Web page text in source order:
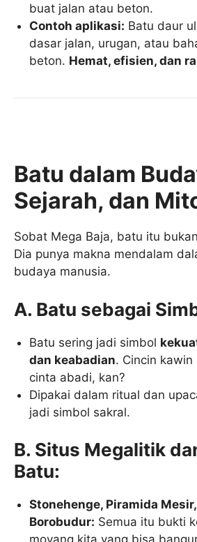
buat jalan atau beton.
Contoh aplikasi: Batu daur
dasar jalan, urugan, atau
beton. Hemat, efisien, dan
Batu dalam
Sejarah, dan
Sobat Mega Baja, batu itu
Dia punya makna mendalam
budaya manusia.
A. Batu sebagai
Batu sering jadi simbol
dan keabadian. Cincin
cinta abadi, kan?
Dipakai dalam ritual dan
jadi simbol sakral.
B. Situs Megalitik
Batu:
Stonehenge, Piramida
Borobudur: Semua itu bukti